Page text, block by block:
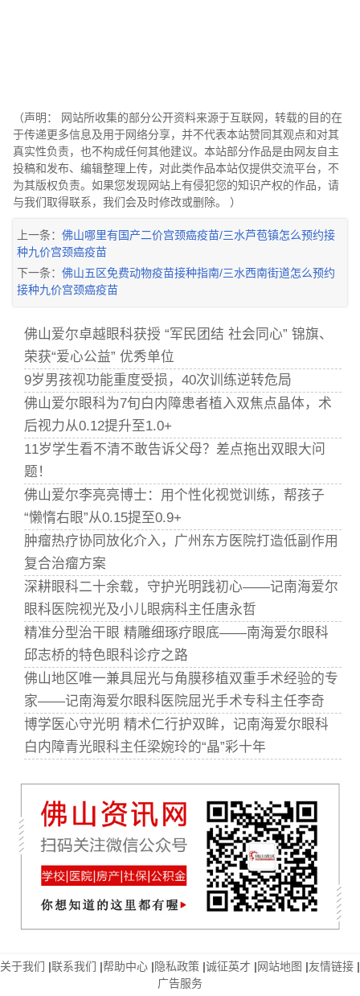
（声明： 网站所收集的部分公开资料来源于互联网，转载的目的在
于传递更多信息及用于网络分享，并不代表本站赞同其观点和对其
真实性负责，也不构成任何其他建议。本站部分作品是由网友自主
投稿和发布、编辑整理上传，对此类作品本站仅提供交流平台，不
为其版权负责。如果您发现网站上有侵犯您的知识产权的作品，请
与我们取得联系，我们会及时修改或删除。 ）
上一条： 佛山哪里有国产二价宫颈癌疫苗/三水芦苞镇怎么预约接
种九价宫颈癌疫苗
下一条： 佛山五区免费动物疫苗接种指南/三水西南街道怎么预约
接种九价宫颈癌疫苗
佛山爱尔卓越眼科获授 “军民团结 社会同心” 锦旗、
荣获“爱心公益” 优秀单位
9岁男孩视功能重度受损，40次训练逆转危局
佛山爱尔眼科为7旬白内障患者植入双焦点晶体，术
后视力从0.12提升至1.0+
11岁学生看不清不敢告诉父母？差点拖出双眼大问
题！
佛山爱尔李亮亮博士：用个性化视觉训练，帮孩子
“懒惰右眼”从0.15提至0.9+
肿瘤热疗协同放化介入，广州东方医院打造低副作用
复合治瘤方案
深耕眼科二十余载，守护光明践初心——记南海爱尔
眼科医院视光及小儿眼病科主任唐永哲
精准分型治干眼 精雕细琢疗眼底——南海爱尔眼科
邱志桥的特色眼科诊疗之路
佛山地区唯一兼具屈光与角膜移植双重手术经验的专
家——记南海爱尔眼科医院屈光手术专科主任李奇
博学医心守光明 精术仁行护双眸，记南海爱尔眼科
白内障青光眼科主任梁婉玲的“晶”彩十年
关于我们 |联系我们 |帮助中心 |隐私政策 |诚征英才 |网站地图 |友情链接 |
广告服务